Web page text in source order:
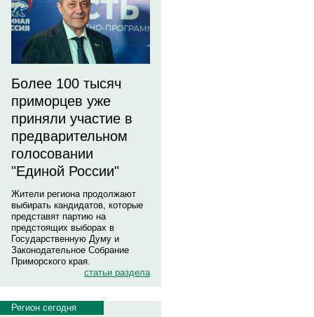
Более 100 тысяч
приморцев уже
приняли участие в
предварительном
голосовании
"Единой России"
Жители региона продолжают
выбирать кандидатов, которые
представят партию на
предстоящих выборах в
Государственную Думу и
Законодательное Собрание
Приморского края.
статьи раздела
Регион сегодня